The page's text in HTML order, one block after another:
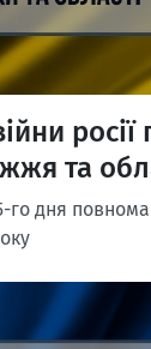
росії
та
го дня